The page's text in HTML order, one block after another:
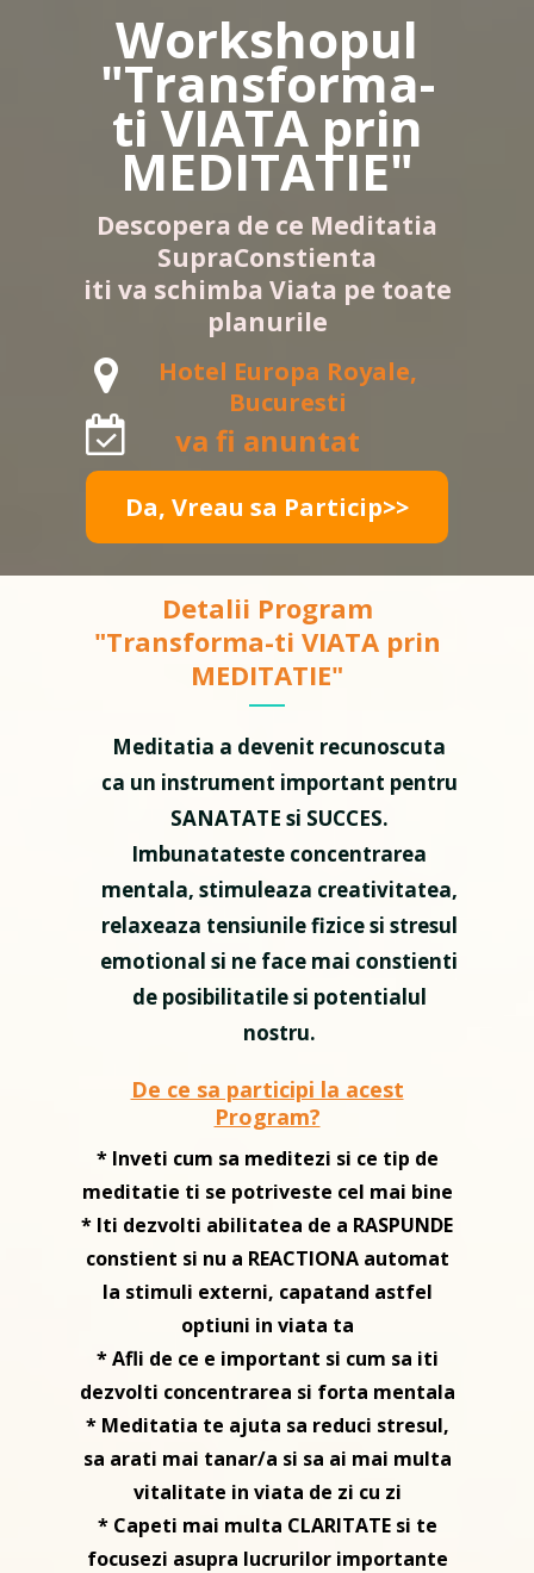
Workshopul
"Transforma-
ti VIATA prin
MEDITATIE"
Descopera de ce Meditatia
SupraConstienta
iti va schimba Viata pe toate
planurile
Da, Vreau sa Particip>>
va fi anuntat
Hotel Europa Royale,
Bucuresti
Detalii Program
"Transforma-ti VIATA prin
MEDITATIE"
Meditatia a devenit recunoscuta
ca un instrument important pentru
SANATATE si SUCCES.
Imbunatateste concentrarea
mentala, stimuleaza creativitatea,
relaxeaza tensiunile fizice si stresul
emotional si ne face mai constienti
de posibilitatile si potentialul
nostru.
De ce sa participi la acest
Program?
* Inveti cum sa meditezi si ce tip de
meditatie ti se potriveste cel mai bine
* Iti dezvolti abilitatea de a RASPUNDE
constient si nu a REACTIONA automat
la stimuli externi, capatand astfel
optiuni in viata ta
* Afli de ce e important si cum sa iti
dezvolti concentrarea si forta mentala
* Meditatia te ajuta sa reduci stresul,
sa arati mai tanar/a si sa ai mai multa
vitalitate in viata de zi cu zi
* Capeti mai multa CLARITATE si te
focusezi asupra lucrurilor importante